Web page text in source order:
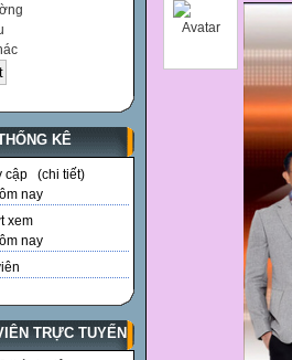
KÊ
cập (chi tiết)
nay
xem
nay
TRỰC TUYẾN